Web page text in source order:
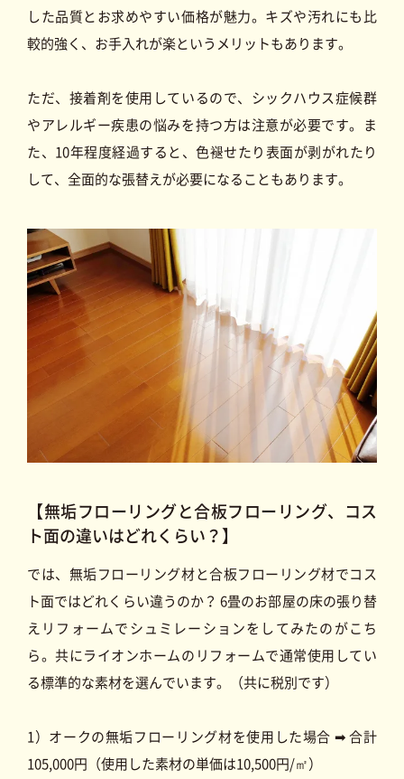
した品質とお求めやすい価格が魅力。キズや汚れにも比
較的強く、お手入れが楽というメリットもあります。
ただ、接着剤を使用しているので、シックハウス症候群
やアレルギー疾患の悩みを持つ方は注意が必要です。ま
た、10年程度経過すると、色褪せたり表面が剥がれたり
して、全面的な張替えが必要になることもあります。
【無垢フローリングと合板フローリング、コス
ト面の違いはどれくらい？】
では、無垢フローリング材と合板フローリング材でコス
ト面ではどれくらい違うのか？ 6畳のお部屋の床の張り替
えリフォームでシュミレーションをしてみたのがこち
ら。共にライオンホームのリフォームで通常使用してい
る標準的な素材を選んでいます。（共に税別です）
1）オークの無垢フローリング材を使用した場合 ➡ 合計
105,000円（使用した素材の単価は10,500円/㎡）